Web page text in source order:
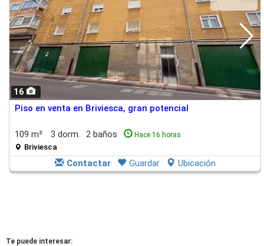
16
Piso en venta en Briviesca, gran potencial
109 m² 3 dorm. 2 baños Hace 16 horas
Briviesca
Contactar Guardar Ubicación
Te puede interesar: